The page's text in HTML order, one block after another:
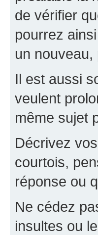
de vérifier
pourrez
un
Il est aussi
veulent
même sujet
Décrivez
courtois,
réponse ou
Ne cédez
insultes ou